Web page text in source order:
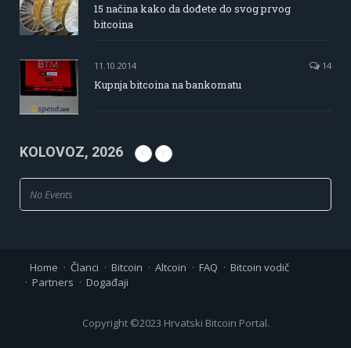
15 načina kako da dođete do svog prvog
bitcoina
11.10.2014 14
Kupnja bitcoina na bankomatu
KOLOVOZ, 2026
No Events
Home Članci Bitcoin Altcoin FAQ
Bitcoin vodič
Partners
Događaji
Copyright ©2023 Hrvatski Bitcoin Portal.